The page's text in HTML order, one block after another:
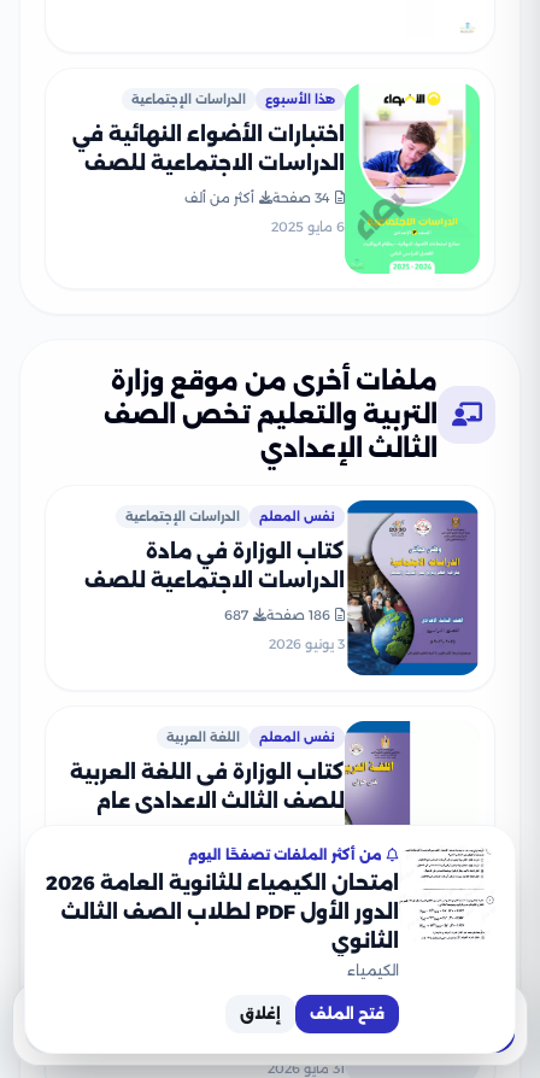
هذا الأسبوع الدراسات الإجتماعية
اختبارات الأضواء النهائية في
الدراسات الاجتماعية للصف
الثالث الإعدادي الترم الثاني
34 صفحة
أكثر من ألف
6 مايو 2025
ملفات أخرى من موقع وزارة
التربية والتعليم تخص الصف
الثالث الإعدادي
نفس المعلم الدراسات الإجتماعية
كتاب الوزارة في مادة
الدراسات الاجتماعية للصف
PDF
186 صفحة
687
3 يونيو 2026
نفس المعلم اللغة العربية
كتاب الوزارة فى اللغة العربية
للصف الثالث الاعدادى عام
3 يونيو 2026
نفس المعلم
الإسلامية للصف الثالث
الإعدادي 2026 بصيغة PDF
31 مايو 2026
تحميل
من أكثر الملفات تصفحًا اليوم
امتحان الكيمياء للثانوية العامة 2026
الدور الأول PDF لطلاب الصف الثالث
الثانوي
الكيمياء
فتح الملف إغلاق